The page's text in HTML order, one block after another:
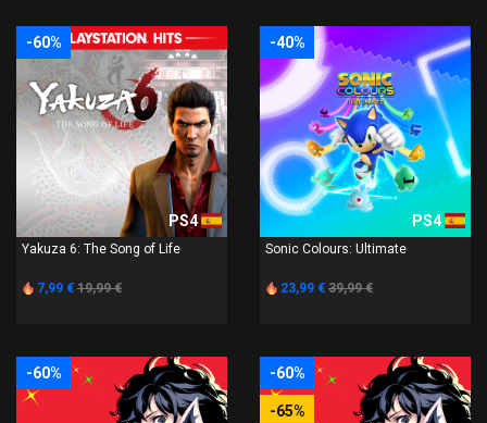
-60%
PS4
Yakuza 6: The Song of Life
7,99 € 19,99 €
-40%
PS4
Sonic Colours: Ultimate
23,99 € 39,99 €
-60% -60%
-65%